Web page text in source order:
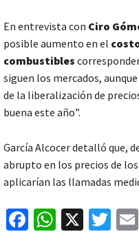
En entrevista con Ciro
posible aumento en el
combustibles
siguen los mercados,
de la liberalización de
buena este año”.
García Alcocer detalló que,
abrupto en los precios de
aplicarían las llamadas
Fa W X
T